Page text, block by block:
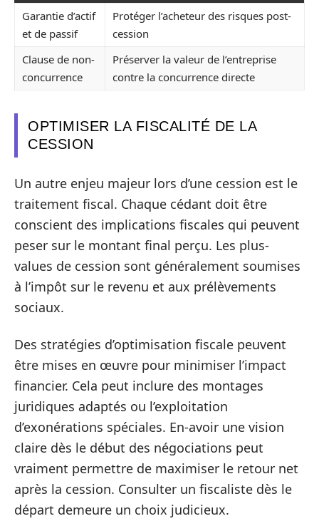
Garantie d’actif
et de passif
Protéger l’acheteur des risques post-
cession
Clause de non-
concurrence
Préserver la valeur de l’entreprise
contre la concurrence directe
OPTIMISER LA FISCALITÉ DE LA
CESSION
Un autre enjeu majeur lors d’une cession est le
traitement fiscal. Chaque cédant doit être
conscient des implications fiscales qui peuvent
peser sur le montant final perçu. Les plus-
values de cession sont généralement soumises
à l’impôt sur le revenu et aux prélèvements
sociaux.
Des stratégies d’optimisation fiscale peuvent
être mises en œuvre pour minimiser l’impact
financier. Cela peut inclure des montages
juridiques adaptés ou l’exploitation
d’exonérations spéciales. En-avoir une vision
claire dès le début des négociations peut
vraiment permettre de maximiser le retour net
après la cession. Consulter un fiscaliste dès le
départ demeure un choix judicieux.